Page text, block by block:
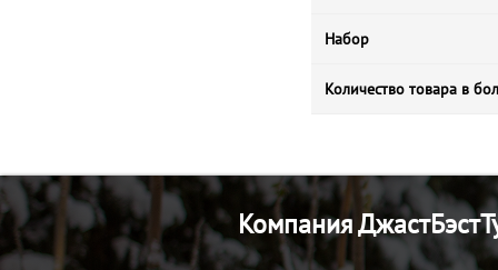
Набор
Количество товара в
Компания